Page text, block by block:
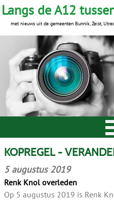
KOPREGEL -
5 augustus 2019
Renk Knol overleden
Op 5 augustus 2019 is Renk
Langs de A12
met nieuws uit de gemeenten Bunnik, Zeist,